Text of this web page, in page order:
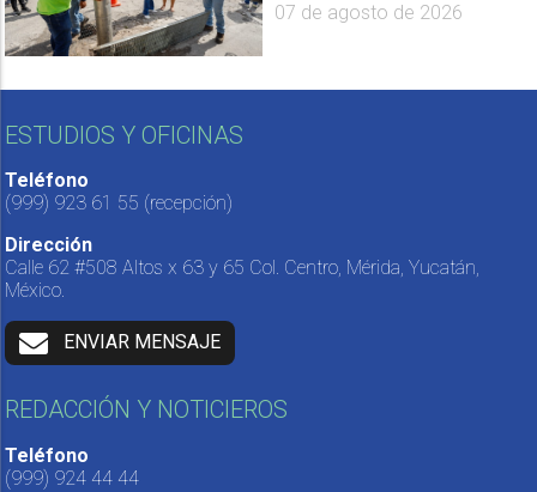
07 de agosto de 2026
ESTUDIOS Y OFICINAS
Teléfono
(999) 923 61 55 (recepción)
Dirección
Calle 62 #508 Altos x 63 y 65 Col. Centro, Mérida, Yucatán,
México.
ENVIAR MENSAJE
REDACCIÓN Y NOTICIEROS
Teléfono
(999) 924 44 44